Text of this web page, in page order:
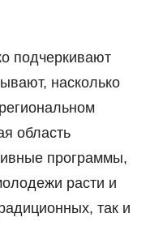
подчеркивают
насколько
область
программы,
расти и
так и